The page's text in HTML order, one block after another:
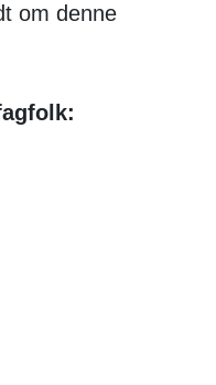
om denne